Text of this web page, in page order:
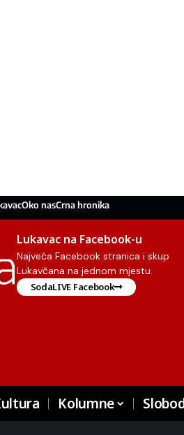
Oko nasCrna hronika
Lukavac na Facebook-u
Najveća Facebook stranica i skup
Lukavčana na jednom mjestu.
SodaLIVE Facebook
Kolumne